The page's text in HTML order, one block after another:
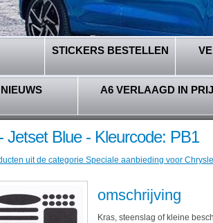
STICKERS BESTELLEN
A6 VERLAAGD IN
Jetset Blue - Kleurcode: PB1
uit de categorie Speciale aanbieding voor
omschrijving
Kras, steenslag of kleine